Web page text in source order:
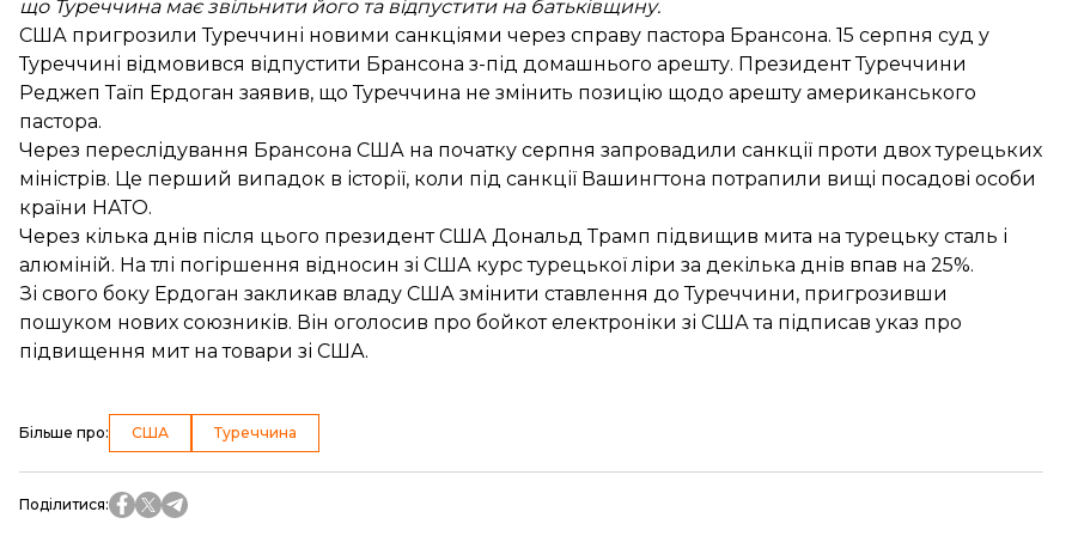
що Туреччина має звільнити його та відпустити на батьківщину.
США пригрозилиТуреччині новими санкціями через справу пастора Брансона. 15 серпня суд у
Туреччині відмовився відпустити Брансона з-під домашнього арешту. Президент Туреччини
Реджеп Таїп Ердоган заявив, щоТуреччина не змінить позицію щодо арешту американського
пастора.
Через переслідування Брансона США на початку серпня запровадили санкції проти двох турецьких
міністрів. Це перший випадок в історії, коли під санкції Вашингтона потрапили вищі посадові особи
країни НАТО.
Через кілька днів після цього президент США Дональд Трамп підвищив мита на турецьку сталь і
алюміній. На тлі погіршення відносин зі США курс турецької ліри за декілька днів впав на 25%.
Зі свого боку Ердоган закликав владу США змінити ставлення до Туреччини, пригрозивши
пошуком нових союзників. Він оголосив про бойкот електроніки зі США та підписав указ про
підвищення митна товари зі США.
Більше про: США Туреччина
Поділитися: